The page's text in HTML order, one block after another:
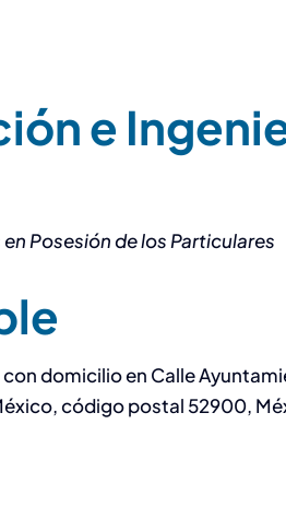
e
Posesión de los Particulares
con domicilio en Calle
código postal 52900,